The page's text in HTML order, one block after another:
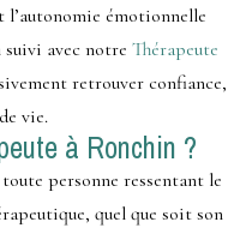
l’autonomie émotionnelle
suivi avec notre Thérapeute
retrouver confiance,
vie.
à Ronchin ?
toute personne ressentant le
quel que soit son